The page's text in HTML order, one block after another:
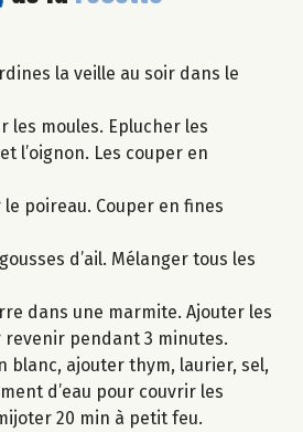
la veille au soir dans le
les moules. Eplucher les
l’oignon. Les couper en
poireau. Couper en fines
d’ail. Mélanger tous les
dans une marmite. Ajouter les
revenir pendant 3 minutes.
blanc, ajouter thym, laurier, sel,
d’eau pour couvrir les
20 min à petit feu.